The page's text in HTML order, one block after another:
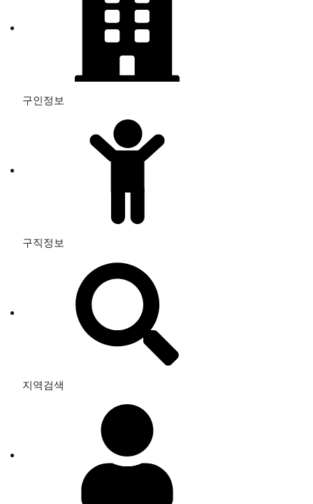
구인정보
구직정보
지역검색